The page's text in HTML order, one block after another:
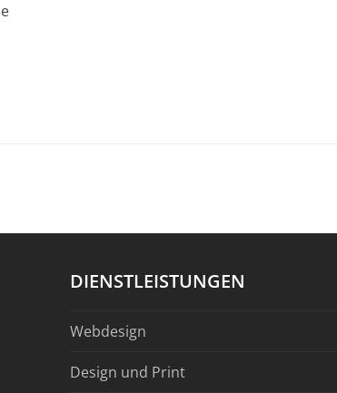
DIENSTLEISTUNGEN
Webdesign
Design und Print